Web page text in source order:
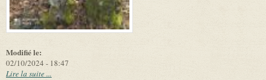
Modifié le:
02/10/2024 - 18:47
Lire la suite ...